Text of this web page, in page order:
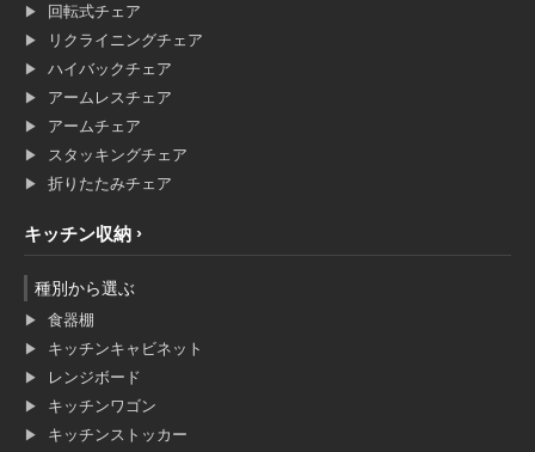
回転式チェア
リクライニングチェア
ハイバックチェア
アームレスチェア
アームチェア
スタッキングチェア
折りたたみチェア
キッチン収納
種別から選ぶ
食器棚
キッチンキャビネット
レンジボード
キッチンワゴン
キッチンストッカー